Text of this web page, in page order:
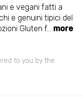
e vegani fatti a
e genuini tipici del
Gluten f... more
to you by the